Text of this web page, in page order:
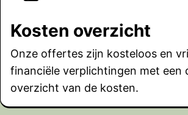
Kosten overzicht
Onze offertes zijn kosteloos en
financiële verplichtingen met een
overzicht van de kosten.